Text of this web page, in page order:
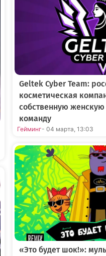
Geltek Cyber Team:
косметическая
собственную
команду
Гейминг- 04 марта, 13:03
«Это будет шок!»: